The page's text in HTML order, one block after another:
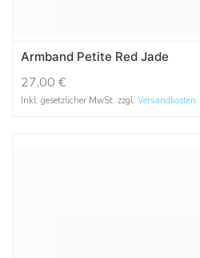
Armband Petite Red Jade
27,00 €
Inkl. gesetzlicher MwSt. zzgl. Versandkosten